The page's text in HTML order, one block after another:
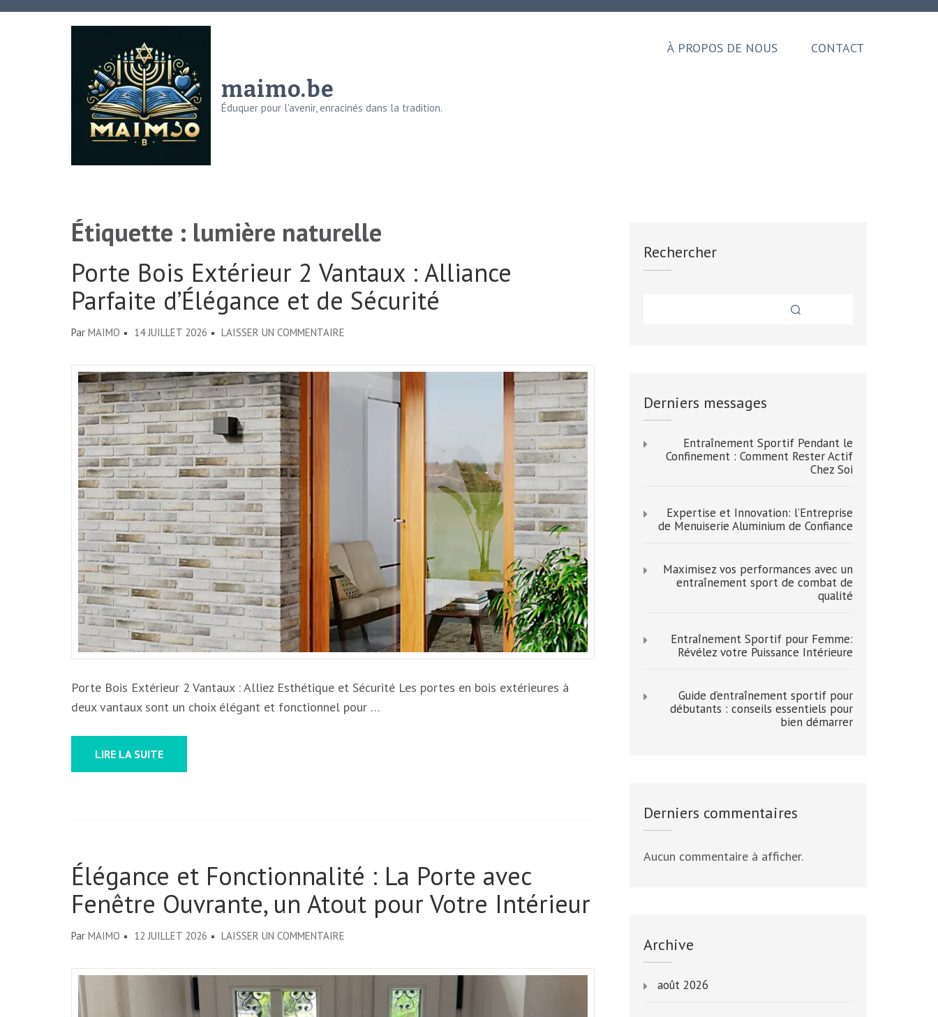
Aller
maimo.be
Éduquer pour l'avenir, enracinés dans la tradition.
À PROPOS DE NOUS CONTACT
Étiquette : lumière naturelle
Porte Bois Extérieur 2 Vantaux : Alliance
Parfaite d’Élégance et de Sécurité
Par MAIMO 14 JUILLET 2026 LAISSER UN COMMENTAIRE
BOIS
EXTÉRIEUR
DE
SÉCURITÉ
Porte Bois Extérieur 2 Vantaux : Alliez Esthétique et Sécurité Les portes en bois extérieures à
deux vantaux sont un choix élégant et fonctionnel pour …
LIRE LA SUITE
Élégance et Fonctionnalité : La Porte avec
Fenêtre Ouvrante, un Atout pour Votre Intérieur
Par MAIMO 12 JUILLET 2026 LAISSER UN COMMENTAIRE
ET
FONCTIONNALITÉ
Rechercher
Derniers messages
Entraînement Sportif Pendant le
Confinement : Comment Rester Actif
Chez Soi
Expertise et Innovation: l’Entreprise
de Menuiserie Aluminium de Confiance
Maximisez vos performances avec un
entraînement sport de combat de
qualité
Entraînement Sportif pour Femme:
Révélez votre Puissance Intérieure
Guide d’entraînement sportif pour
débutants : conseils essentiels pour
bien démarrer
Derniers commentaires
Aucun commentaire à afficher.
Archive
août 2026